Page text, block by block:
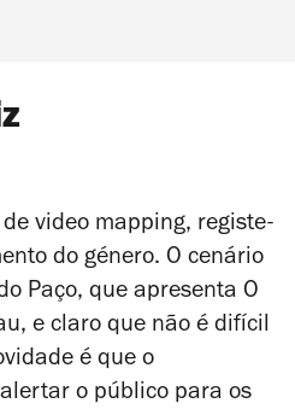
video mapping, registe-
do género. O cenário
Paço, que apresenta O
, e claro que não é difícil
é que o
o público para os